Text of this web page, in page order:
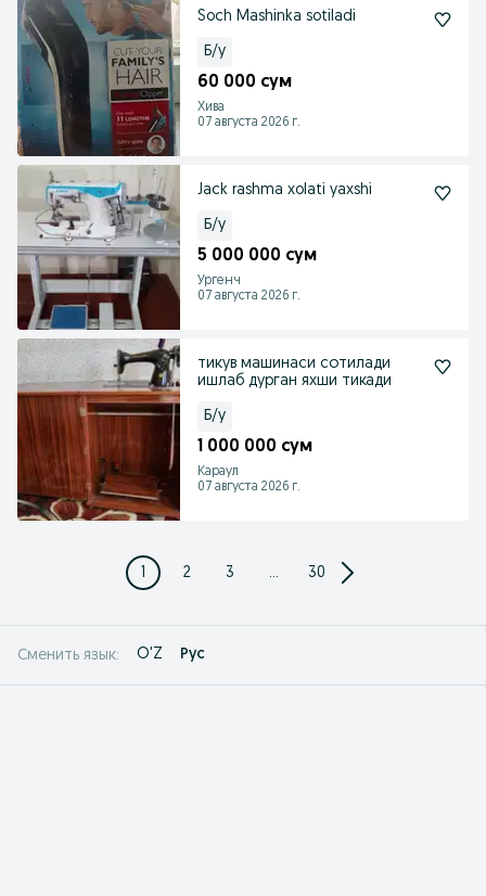
Soch Mashinka sotiladi
Б/у
60 000 сум
Хива
07 августа 2026 г.
Jack rashma xolati yaxshi
Б/у
5 000 000 сум
Ургенч
07 августа 2026 г.
тикув машинаси сотилади
ишлаб дурган яхши тикади
Б/у
1 000 000 сум
Караул
07 августа 2026 г.
1 2 3 ... 30
Сменить язык: O'Z Рус